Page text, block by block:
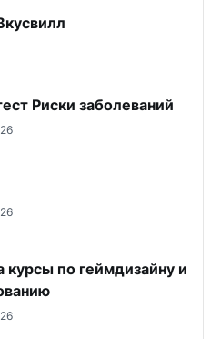
Риски заболеваний
курсы по геймдизайну и